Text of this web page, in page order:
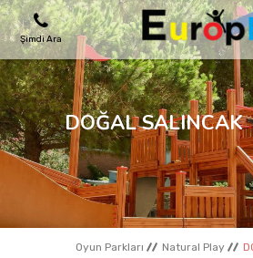
Şimdi Ara
OYUN PARKLARI
SKATEPARKLAR
AHŞAP EVLER
KENT MOBILYALARI
DOĞAL SALINCAK
Oyun Parkları Natural Play